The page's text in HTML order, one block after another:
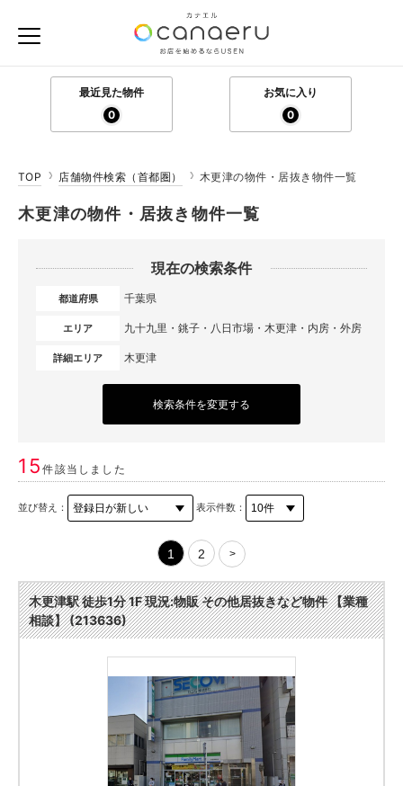
最近見た物件
0
お気に入り
0
TOP 店舗物件検索（首都圏） 木更津の物件・居抜き物件一覧
木更津の物件・居抜き物件一覧
現在の検索条件
都道府県 千葉県
エリア 九十九里・銚子・八日市場・木更津・内房・外房
詳細エリア 木更津
検索条件を変更する
15件該当しました
並び替え： 表示件数：
1 2 >
木更津駅 徒歩1分 1F 現況:物販 その他居抜きなど物件 【業種
相談】 (213636)